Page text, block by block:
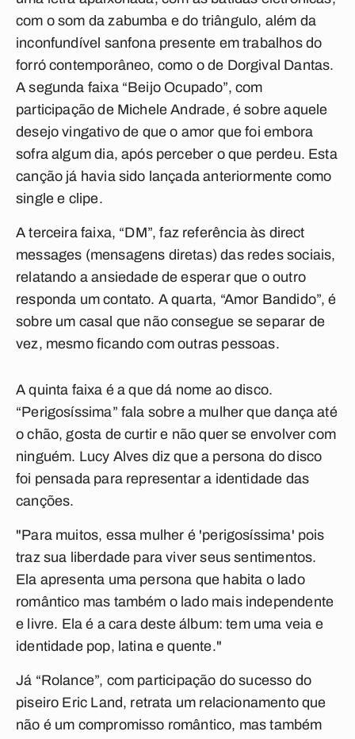
com o som da zabumba e do triângulo, além da
inconfundível sanfona presente em trabalhos do
forró contemporâneo, como o de Dorgival Dantas.
A segunda faixa “Beijo Ocupado”, com
participação de Michele Andrade, é sobre aquele
desejo vingativo de que o amor que foi embora
sofra algum dia, após perceber o que perdeu. Esta
canção já havia sido lançada anteriormente como
single e clipe.
A terceira faixa, “DM”, faz referência às direct
messages (mensagens diretas) das redes sociais,
relatando a ansiedade de esperar que o outro
responda um contato. A quarta, “Amor Bandido”, é
sobre um casal que não consegue se separar de
vez, mesmo ficando com outras pessoas.
A quinta faixa é a que dá nome ao disco.
“Perigosíssima” fala sobre a mulher que dança até
o chão, gosta de curtir e não quer se envolver com
ninguém. Lucy Alves diz que a persona do disco
foi pensada para representar a identidade das
canções.
"Para muitos, essa mulher é 'perigosíssima' pois
traz sua liberdade para viver seus sentimentos.
Ela apresenta uma persona que habita o lado
romântico mas também o lado mais independente
e livre. Ela é a cara deste álbum: tem uma veia e
identidade pop, latina e quente."
Já “Rolance”, com participação do sucesso do
piseiro Eric Land, retrata um relacionamento que
não é um compromisso romântico, mas também